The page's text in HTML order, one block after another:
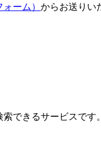
ーム） からお送りい
できるサービスです。